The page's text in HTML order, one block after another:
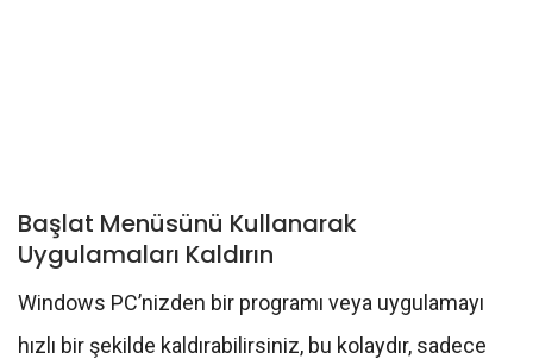
Başlat Menüsünü Kullanarak
Uygulamaları Kaldırın
Windows PC’nizden bir programı veya uygulamayı
hızlı bir şekilde kaldırabilirsiniz, bu kolaydır, sadece